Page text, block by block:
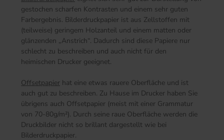
gestochen scharfen Kontrasten und einem sehr guten
Farbergebnis. Bilderdruckpapier ist aus Zellstoffen mit
(teilweise) geringem Holzanteil und einem matten oder
glänzenden „Anstrich“. Dadurch sind diese Papiere nur
schlecht zu beschreiben und auch nicht für den
heimischen Drucker geeignet.
Offsetpapier hat eine etwas rauere Oberfläche und ist
auch gut zu beschreiben. Zu Hause im Drucker haben Sie
übrigens auch Offsetpapier (meist mit einer Grammatur
von 70-80g/m²). Durch seine raue Oberfläche werden die
Druckbilder nicht so brillant dargestellt wie bei
Bilderdruckpapier.